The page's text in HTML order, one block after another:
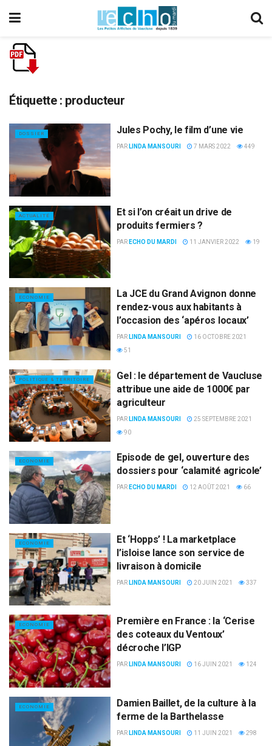
Étiquette : producteur
DOSSIER Jules Pochy, le film d’une vie
PAR LINDA MANSOURI 7 MARS 2022 449
ACTUALITÉ
Et si l’on créait un drive de
produits fermiers ?
PAR ECHO DU MARDI 11 JANVIER 2022 19
ECONOMIE
La JCE du Grand Avignon donne
rendez-vous aux habitants à
l’occasion des ‘apéros locaux’
PAR LINDA MANSOURI
16 OCTOBRE 2021
51
POLITIQUE & TERRITOIRE
Gel : le département de Vaucluse
attribue une aide de 1000€ par
agriculteur
PAR LINDA MANSOURI
25 SEPTEMBRE 2021
90
ECONOMIE
Episode de gel, ouverture des
dossiers pour ‘calamité agricole’
PAR ECHO DU MARDI 12 AOÛT 2021 66
ECONOMIE
Et ‘Hopps’ ! La marketplace
l’isloise lance son service de
livraison à domicile
PAR LINDA MANSOURI 20 JUIN 2021 337
ECONOMIE
Première en France : la ‘Cerise
des coteaux du Ventoux’
décroche l’IGP
PAR LINDA MANSOURI 16 JUIN 2021 124
ECONOMIE
Damien Baillet, de la culture à la
ferme de la Barthelasse
PAR LINDA MANSOURI 11 JUIN 2021 298